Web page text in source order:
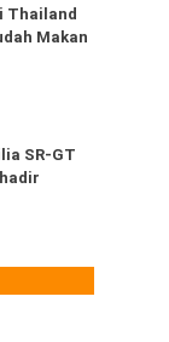
Thailand
Makan
SR-GT